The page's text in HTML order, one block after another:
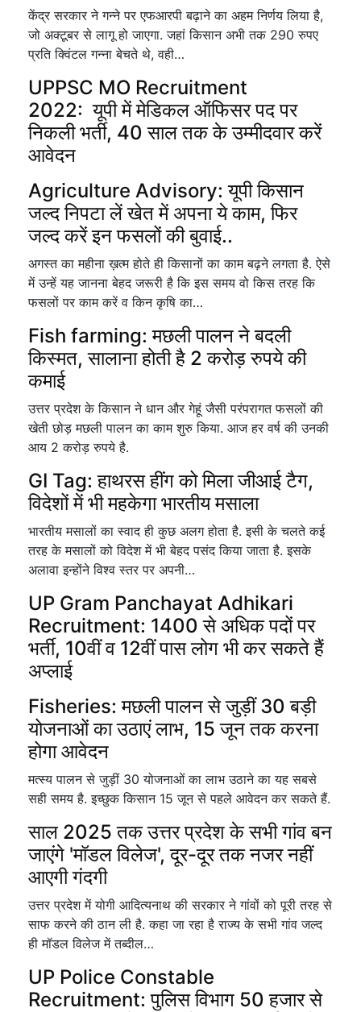
केंद्र सरकार ने गन्ने पर एफआरपी बढ़ाने का अहम निर्णय लिया है,
जो अक्टूबर से लागू हो जाएगा. जहां किसान अभी तक 290 रुपए
प्रति क्विंटल गन्ना बेचते थे, वही…
UPPSC MO Recruitment
2022: यूपी में मेडिकल ऑफिसर पद पर
निकली भर्ती, 40 साल तक के उम्मीदवार करें
आवेदन
Agriculture Advisory: यूपी किसान
जल्द निपटा लें खेत में अपना ये काम, फिर
जल्द करें इन फसलों की बुवाई..
अगस्त का महीना ख़त्म होते ही किसानों का काम बढ़ने लगता है. ऐसे
में उन्हें यह जानना बेहद जरूरी है कि इस समय वो किस तरह कि
फसलों पर काम करें व किन कृषि का…
Fish farming: मछली पालन ने बदली
किस्मत, सालाना होती है 2 करोड़ रुपये की
कमाई
उत्तर प्रदेश के किसान ने धान और गेहूं जैसी परंपरागत फसलों की
खेती छोड़ मछली पालन का काम शुरु किया. आज हर वर्ष की उनकी
आय 2 करोड़ रुपये है.
GI Tag: हाथरस हींग को मिला जीआई टैग,
विदेशों में भी महकेगा भारतीय मसाला
भारतीय मसालों का स्वाद ही कुछ अलग होता है. इसी के चलते कई
तरह के मसालों को विदेश में भी बेहद पसंद किया जाता है. इसके
अलावा इन्होंने विश्व स्तर पर अपनी…
UP Gram Panchayat Adhikari
Recruitment: 1400 से अधिक पदों पर
भर्ती, 10वीं व 12वीं पास लोग भी कर सकते हैं
अप्लाई
Fisheries: मछली पालन से जुड़ीं 30 बड़ी
योजनाओं का उठाएं लाभ, 15 जून तक करना
होगा आवेदन
मत्स्य पालन से जुड़ीं 30 योजनाओं का लाभ उठाने का यह सबसे
सही समय है. इच्छुक किसान 15 जून से पहले आवेदन कर सकते हैं.
साल 2025 तक उत्तर प्रदेश के सभी गांव बन
जाएंगे 'मॉडल विलेज', दूर-दूर तक नजर नहीं
आएगी गंदगी
उत्तर प्रदेश में योगी आदित्यनाथ की सरकार ने गांवों को पूरी तरह से
साफ करने की ठान ली है. कहा जा रहा है राज्य के सभी गांव जल्द
ही मॉडल विलेज में तब्दील…
UP Police Constable
Recruitment: पुलिस विभाग 50 हजार से